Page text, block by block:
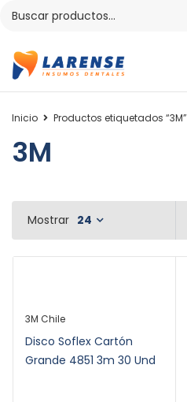
Inicio Productos etiquetados “3M”
3M
Mostrar 24
3M Chile
Disco Soflex Cartón
Grande 4851 3m 30 Und